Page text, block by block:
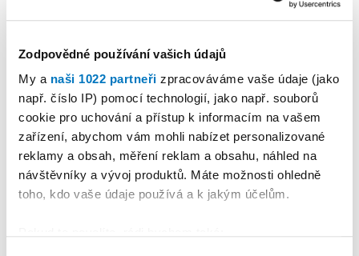
Zodpovědné používání vašich údajů
My a naši 1022 partneři zpracováváme vaše údaje (jako
např. číslo IP) pomocí technologií, jako např. souborů
cookie pro uchování a přístup k informacím na vašem
zařízení, abychom vám mohli nabízet personalizované
reklamy a obsah, měření reklam a obsahu, náhled na
návštěvníky a vývoj produktů. Máte možnosti ohledně
toho, kdo vaše údaje používá a k jakým účelům.
NEJČTENĚJŠÍ V KATEGORII
1 PETRA KLEMENTOVÁ 17. 07. 2026